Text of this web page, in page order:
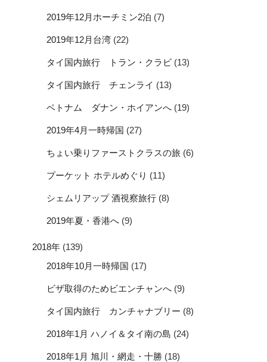
2019年12月ホーチミン2泊 (7)
2019年12月台湾 (22)
タイ国内旅行 トラン・クラビ (13)
タイ国内旅行 チェンライ (13)
ベトナム ダナン・ホイアンへ (19)
2019年4月一時帰国 (27)
ちょい乗りファーストクラスの旅 (6)
プーケット ホテルめぐり (11)
シェムリアップ 酒視察旅行 (8)
2019年夏・香港へ (9)
2018年 (139)
2018年10月一時帰国 (17)
ビザ取得のためビエンチャンへ (9)
タイ国内旅行 カンチャナブリー (8)
2018年1月 ハノイ＆タイ南の島 (24)
2018年1月 旭川・網走・十勝 (18)